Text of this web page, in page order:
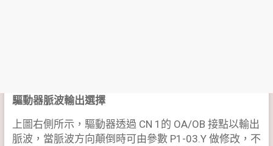
驅動器脈波輸出選擇
上圖右側所示，驅動器透過 CN 1的 OA/OB 接點以輸出
脈波，當脈波方向顛倒時可由參數 P1-03.Y 做修改，不